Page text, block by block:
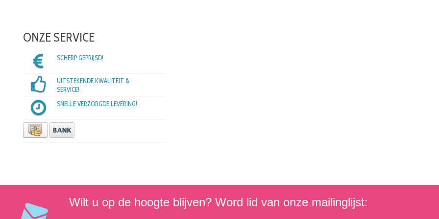
ONZE SERVICE
SCHERP GEPRIJSD!
UITSTEKENDE KWALITEIT &
SERVICE!
SNELLE VERZORGDE LEVERING!
Wilt u op de hoogte blijven? Word lid van onze mailinglijst: